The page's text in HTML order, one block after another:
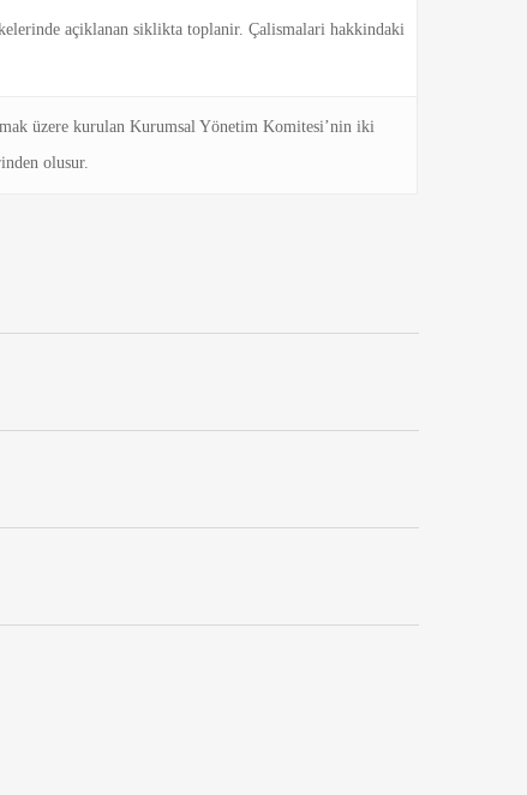
açiklanan siklikta toplanir. Çalismalari hakkindaki
üzere kurulan Kurumsal Yönetim Komitesi’nin iki
olusur.